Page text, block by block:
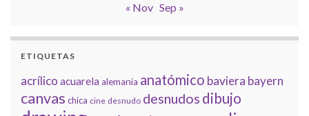
« Nov Sep »
ETIQUETAS
acrílico acuarela alemania anatómico baviera bayern
canvas chica cine desnudo desnudos dibujo